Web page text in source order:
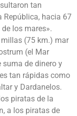
tan
República, hacia 67
los mares».
(75 km.) mar
(el Mar
suma de dinero y
tan rápidas como
y Dardanelos.
piratas de la
a los piratas de